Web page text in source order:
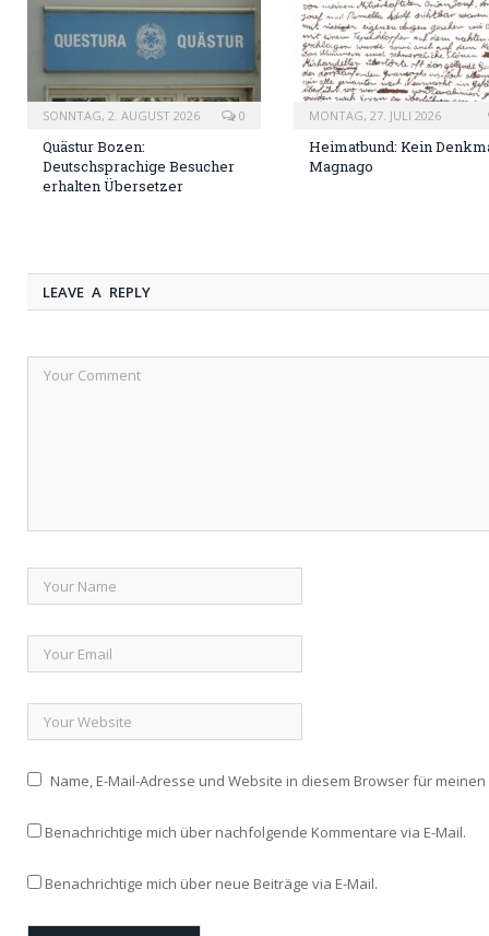
SONNTAG, 2. AUGUST 2026 0
Quästur Bozen:
Deutschsprachige Besucher
erhalten Übersetzer
MONTAG, 27. JULI 2026
Heimatbund: Kein
Magnago
LEAVE A REPLY
Name, E-Mail-Adresse und Website in diesem Browser für
Benachrichtige mich über nachfolgende Kommentare via E-Mail.
Benachrichtige mich über neue Beiträge via E-Mail.